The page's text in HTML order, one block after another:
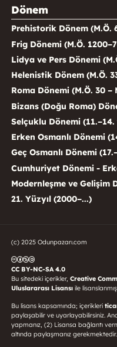
Dönem
Prehistorik Dönem (M.Ö.
Frig Dönemi (M.Ö.
Lidya ve Pers Dönemi
Helenistik Dönem (M.Ö.
Roma Dönemi (M.Ö. 30 –
Bizans (Doğu Roma)
Selçuklu Dönemi
Erken Osmanlı Dönemi
Geç Osmanlı Dönemi
Cumhuriyet Dönemi -
Modernleşme ve Gelişim
21. Yüzyıl (2000–...)
(c) 2025 Odunpazarı.com
CC BY-NC-SA 4.0
Bu sitedeki içerikler, Creative
Uluslararası Lisansı ile
Bu lisans kapsamında; içerikleri
paylaşabilir ve uyarlayabilirsiniz.
yapmanız, (2) Lisansa bağlantı
altında paylaşmanız gerekmektedir.